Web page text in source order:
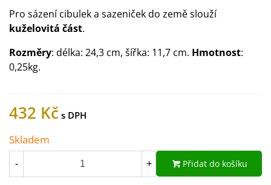
Pro sázení cibulek a sazeniček do země slouží
kuželovitá část.
Rozměry: délka: 24,3 cm, šířka: 11,7 cm. Hmotnost:
0,25kg.
432 Kč
Skladem
- + Přidat do košíku